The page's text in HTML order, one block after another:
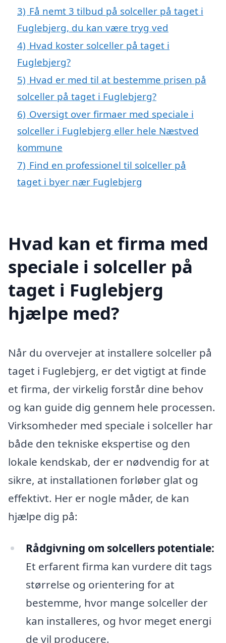
3) Få nemt 3 tilbud på solceller på taget i
Fuglebjerg, du kan være tryg ved
4) Hvad koster solceller på taget i
Fuglebjerg?
5) Hvad er med til at bestemme prisen på
solceller på taget i Fuglebjerg?
6) Oversigt over firmaer med speciale i
solceller i Fuglebjerg eller hele Næstved
kommune
7) Find en professionel til solceller på
taget i byer nær Fuglebjerg
Hvad kan et firma med
speciale i solceller på
taget i Fuglebjerg
hjælpe med?
Når du overvejer at installere solceller på
taget i Fuglebjerg, er det vigtigt at finde
et firma, der virkelig forstår dine behov
og kan guide dig gennem hele processen.
Virksomheder med speciale i solceller har
både den tekniske ekspertise og den
lokale kendskab, der er nødvendig for at
sikre, at installationen forløber glat og
effektivt. Her er nogle måder, de kan
hjælpe dig på:
Rådgivning om solcellers potentiale:
Et erfarent firma kan vurdere dit tags
størrelse og orientering for at
bestemme, hvor mange solceller der
kan installeres, og hvor meget energi
de vil producere.